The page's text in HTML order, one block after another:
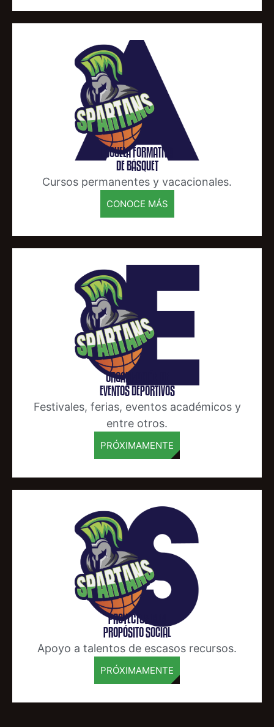
ESCUELA FORMATIVA
DE BÁSQUET
Cursos permanentes y vacacionales.
CONOCE MÁS
ORGANIZACIÓN DE
EVENTOS DEPORTIVOS
Festivales, ferias, eventos académicos y
entre otros.
PRÓXIMAMENTE
PROYECTOS CON
PROPÓSITO SOCIAL
Apoyo a talentos de escasos recursos.
PRÓXIMAMENTE